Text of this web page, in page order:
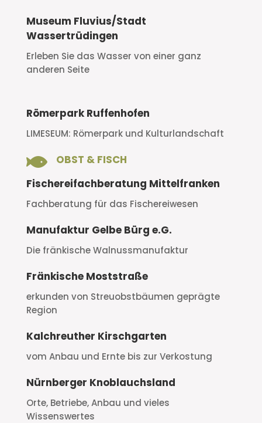
Museum Fluvius/Stadt
Wassertrüdingen
Erleben Sie das Wasser von einer ganz
anderen Seite
Römerpark Ruffenhofen
LIMESEUM: Römerpark und Kulturlandschaft

OBST & FISCH
Fischereifachberatung Mittelfranken
Fachberatung für das Fischereiwesen
Manufaktur Gelbe Bürg e.G.
Die fränkische Walnussmanufaktur
Fränkische Moststraße
erkunden von Streuobstbäumen geprägte
Region
Kalchreuther Kirschgarten
vom Anbau und Ernte bis zur Verkostung
Nürnberger Knoblauchsland
Orte, Betriebe, Anbau und vieles
Wissenswertes